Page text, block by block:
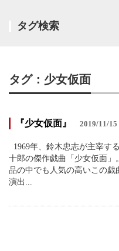
タグ検索
タグ：少女仮面
『少女仮面』 2019/11/15
1969年、鈴木忠志が主宰す
十郎の傑作戯曲「少女仮面
品の中でも人気の高いこの戯
演出...